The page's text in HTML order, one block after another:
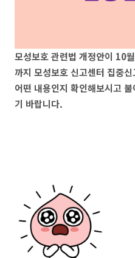
모성보호 관련법 개정안이 10
까지 모성보호 신고센터 집중
어떤 내용인지 확인해보시고
기 바랍니다.